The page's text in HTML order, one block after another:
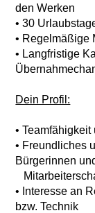
den Werken
• 30
• Regelmäßige
• Langfristige
Dein Profil:
•
• Freundliches
Bürgerinnen
• Interesse an
bzw. Technik